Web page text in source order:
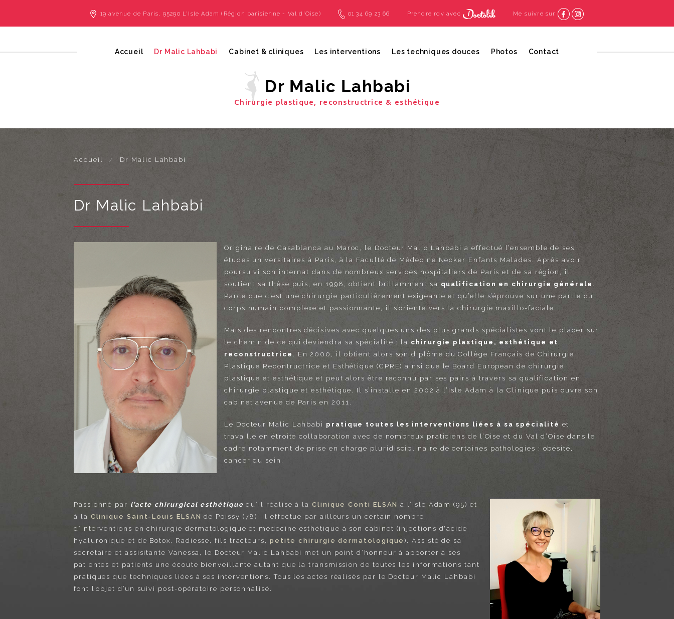
19 avenue de Paris, 95290 L'Isle Adam (Région parisienne - Val d'Oise) 01 34 69 23 66 Prendre rdv avec Me suivre sur
Accueil Dr Malic Lahbabi Cabinet & cliniques
Le cabinet
La clinique Conti ELSAN à L'Isle-Adam (95)
Les interventions
Chirurgie intime de la femme
Les techniques douces Photos Contact
Chirurgie plastique, reconstructrice & esthétique
Accueil Dr Malic Lahbabi
Dr Malic Lahbabi
Originaire de Casablanca au Maroc, le Docteur Malic Lahbabi a effectué l’ensemble de ses
études universitaires à Paris, à la Faculté de Médecine Necker Enfants Malades. Après avoir
poursuivi son internat dans de nombreux services hospitaliers de Paris et de sa région, il
soutient sa thèse puis, en 1998, obtient brillamment sa qualification en chirurgie générale .
Parce que c’est une chirurgie particulièrement exigeante et qu’elle s’éprouve sur une partie du
corps humain complexe et passionnante, il s’oriente vers la chirurgie maxillo-faciale.
Mais des rencontres décisives avec quelques uns des plus grands spécialistes vont le placer sur
le chemin de ce qui deviendra sa spécialité : la chirurgie plastique, esthétique et
reconstructrice . En 2000, il obtient alors son diplôme du Collège Français de Chirurgie
Plastique Recontructrice et Esthétique (CPRE) ainsi que le Board European de chirurgie
plastique et esthétique et peut alors être reconnu par ses pairs à travers sa qualification en
chirurgie plastique et esthétique. Il s’installe en 2002 à l’Isle Adam à la Clinique puis ouvre son
cabinet avenue de Paris en 2011.
Le Docteur Malic Lahbabi pratique toutes les interventions liées à sa spécialité et
travaille en étroite collaboration avec de nombreux praticiens de l’Oise et du Val d’Oise dans le
cadre notamment de prise en charge pluridisciplinaire de certaines pathologies : obésité,
cancer du sein.
Passionné par l’acte chirurgical esthétique qu’il réalise à la Clinique Conti ELSAN à l’Isle Adam (95) et
à la Clinique Saint-Louis ELSAN de Poissy (78), il effectue par ailleurs un certain nombre
d’interventions en chirurgie dermatologique et médecine esthétique à son cabinet (injections d'acide
hyaluronique et de Botox, Radiesse, fils tracteurs, petite chirurgie dermatologique). Assisté de sa
secrétaire et assisitante Vanessa, le Docteur Malic Lahbabi met un point d’honneur à apporter à ses
patientes et patients une écoute bienveillante autant que la transmission de toutes les informations tant
pratiques que techniques liées à ses interventions. Tous les actes réalisés par le Docteur Malic Lahbabi
font l’objet d’un suivi post-opératoire personnalisé.